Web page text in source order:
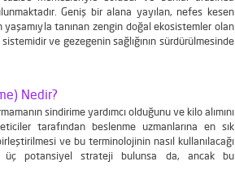
Geniş bir alana yayılan, nefes kesen
tanınan zengin doğal ekosistemler olan
ve gezegenin sağlığının sürdürülmesinde
Nedir?
sindirime yardımcı olduğunu ve kilo alımını
tarafından beslenme uzmanlarına en sık
ve bu terminolojinin nasıl kullanılacağı
üç potansiyel strateji bulunsa da, ancak bu